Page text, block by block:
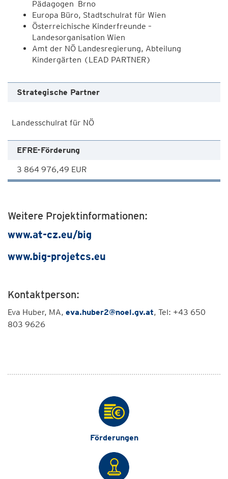
Pädagogen Brno
Europa Büro, Stadtschulrat für Wien
Österreichische Kinderfreunde –
Landesorganisation Wien
Amt der NÖ Landesregierung, Abteilung
Kindergärten (LEAD PARTNER)
Strategische Partner
Landesschulrat für NÖ
EFRE-Förderung
3 864 976,49 EUR
Weitere Projektinformationen:
www.at-cz.eu/big
www.big-projetcs.eu
Kontaktperson:
Eva Huber, MA, eva.huber2@noel.gv.at, Tel: +43 650
803 9626
Förderungen